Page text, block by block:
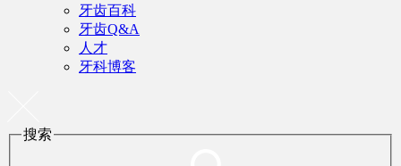
牙齿百科
牙齿Q&A
人才
牙科博客
搜索